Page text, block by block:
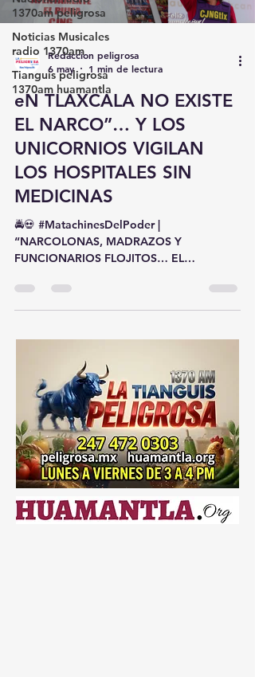
1370am peligrosa
Noticias Musicales
radio 1370am
Tianguis peligrosa
1370am huamantla
Redaccion peligrosa
6 may
1 min de lectura
eN TLAXCALA NO EXISTE
EL NARCO”… Y LOS
UNICORNIOS VIGILAN
LOS HOSPITALES SIN
MEDICINAS
🚔💀 #MatachinesDelPoder |
“NARCOLONAS, MADRAZOS Y
FUNCIONARIOS FLOJITOS… EL
ECHAR” 🍑🔥 Resulta que en Tlaxcala
TODO es “pleito entre particulares”. 😂🎪
“Conflicto entre promotores”. 📌
¿Amenazas en bailes y eventos?➡️
“Chismes del gremio”. 📌 ¿Presencia
criminal señalada hasta por la DEA?➡️
“Percepción ciudadana”. ¡Ah bueno! 🤡
Entonces seguramente los
narcolaboratorios encontrados en Tlaxcala
también eran